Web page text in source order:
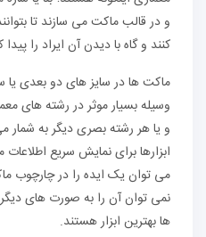
و در قالب ماکت می سازند تا
کنند و گاه با دیدن آن ایراد را پیدا
ماکت ها در سایز های دو بعدی
وسیله بسیار موثر در رشته های
و یا هر رشته بصری دیگر به شمار
ابزارها برای نمایش سریع
می توان یک ایده را در چارچوب
نمی توان آن را به صورت های
ها بهترین ابزار هستند.